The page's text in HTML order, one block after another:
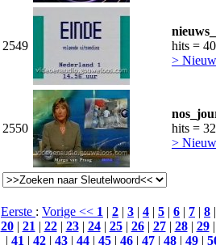
2549
hits =
>
2550
hits =
>
Eerste : Vorige << 1 | 2 | 3 | 4 | 5 | 6 | 7 | 8
20| 21| 22| 23| 24| 25| 26| 27| 28| 29
| 41 | 42 | 43 | 44 | 45 | 46 | 47 | 48 | 49 |